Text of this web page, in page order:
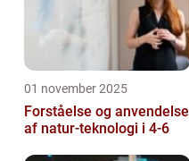
01 november 2025
Forståelse og anvendelse
af natur-teknologi i 4-6